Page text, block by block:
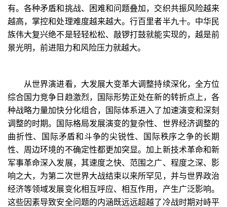
有。各种矛盾和挑战、困难和问题叠加，交织共振风险越来
越高，掌控和处理难度越来越大。行百里者半九十。中华民
族伟大复兴绝不是轻轻松松、敲锣打鼓就能实现的，越是前
景光明，前进阻力和风险压力就越大。
从世界演进看，大发展大变革大调整持续深化，全方位
综合国力竞争日趋激烈，国际形势正处在新的转折点上，各
种战略力量加快分化组合，国际体系进入了加速演变和深刻
调整的时期。国际格局发展演变的复杂性、世界经济调整的
曲折性、国际矛盾和斗争的尖锐性、国际秩序之争的长期
性、周边环境的不确定性都更加突显。加上新技术革命和新
军事革命深入发展，其速度之快、范围之广、程度之深、影
响之大，为第二次世界大战结束以来所罕见，并与世界政治
经济等领域发展变化相互呼应、相互作用，产生广泛影响。
这些因素导致安全问题的内涵既远远超越了冷战时期对峙平